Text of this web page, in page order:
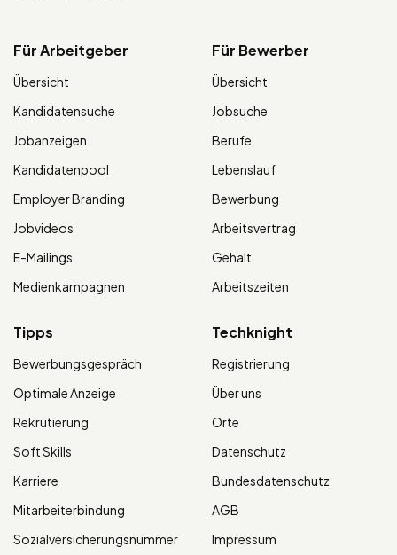
Für Arbeitgeber
Übersicht
Kandidatensuche
Jobanzeigen
Kandidatenpool
Employer Branding
Jobvideos
E-Mailings
Medienkampagnen
Für Bewerber
Übersicht
Jobsuche
Berufe
Lebenslauf
Bewerbung
Arbeitsvertrag
Gehalt
Arbeitszeiten
Tipps
Bewerbungsgespräch
Optimale Anzeige
Rekrutierung
Soft Skills
Karriere
Mitarbeiterbindung
Sozialversicherungsnummer
Techknight
Registrierung
Über uns
Orte
Datenschutz
Bundesdatenschutz
AGB
Impressum